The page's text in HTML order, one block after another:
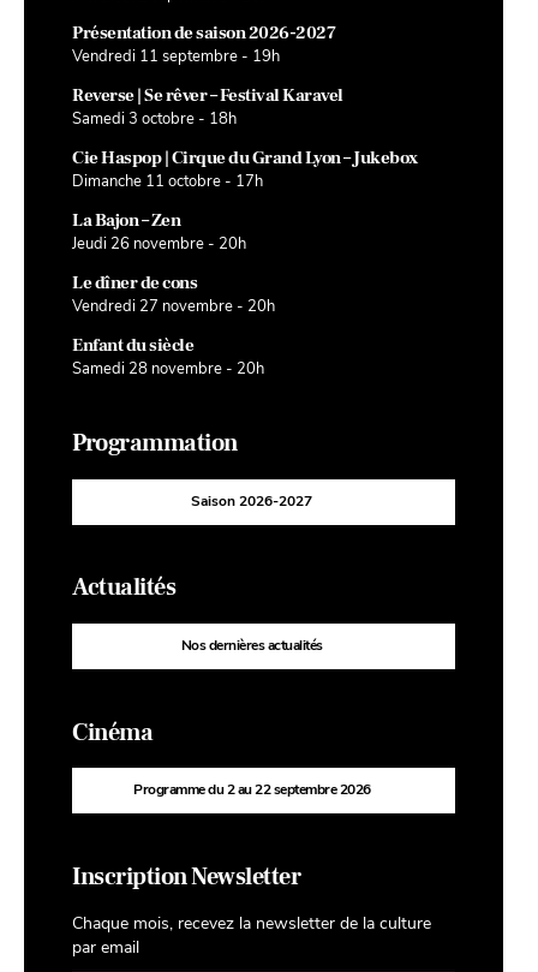
Présentation de saison 2026-2027
Vendredi 11 septembre - 19h
Reverse | Se rêver – Festival Karavel
Samedi 3 octobre - 18h
Cie Haspop | Cirque du Grand Lyon – Jukebox
Dimanche 11 octobre - 17h
La Bajon – Zen
Jeudi 26 novembre - 20h
Le dîner de cons
Vendredi 27 novembre - 20h
Enfant du siècle
Samedi 28 novembre - 20h
Programmation
Saison 2026-2027
Actualités
Nos dernières actualités
Cinéma
Programme du 2 au 22 septembre 2026
Inscription Newsletter
Chaque mois, recevez la newsletter de la culture
par email